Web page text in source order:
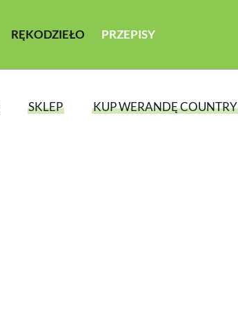
RĘKODZIEŁO PRZEPISY
SKLEP KUP WERANDĘ COUNTRY